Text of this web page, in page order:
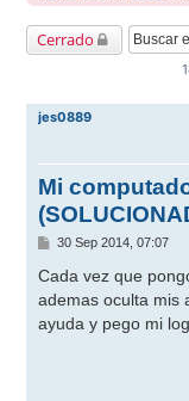
Cerrado
jes0889
Mi
M
n
a
j
e
30 Sep 2014, 07:07
Cada vez que
ademas oculta mis
ayuda y pego mi